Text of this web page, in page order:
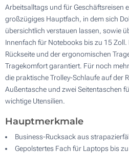
Arbeitsalltags und für Geschäftsreisen
großzügiges Hauptfach, in dem sich
übersichtlich verstauen lassen, sowie
Innenfach für Notebooks bis zu 15
Rückseite und der ergonomischen
Tragekomfort garantiert. Für noch
die praktische Trolley-Schlaufe auf der
Außentasche und zwei Seitentaschen
wichtige Utensilien.
Hauptmerkmale
Business-Rucksack aus
Gepolstertes Fach für Laptops bis